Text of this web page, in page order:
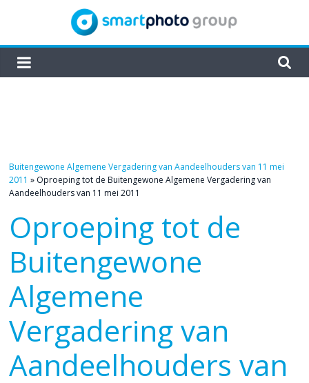
content
smartphoto
Buitengewone Algemene Vergadering van Aandeelhouders van 11 mei
2011 » Oproeping tot de Buitengewone Algemene Vergadering van
Aandeelhouders van 11 mei 2011
Oproeping tot de
Buitengewone
Algemene
Vergadering van
Aandeelhouders van